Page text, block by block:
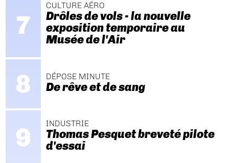
CULTURE AÉRO
Drôles de vols - la nouvelle
exposition temporaire au
Musée de l'Air
DÉPOSE MINUTE
De rêve et de sang
INDUSTRIE
Thomas Pesquet breveté pilote
d'essai